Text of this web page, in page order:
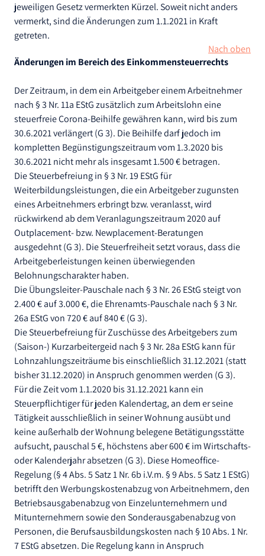
jeweiligen Gesetz vermerkten Kürzel. Soweit nicht anders
vermerkt, sind die Änderungen zum 1.1.2021 in Kraft
getreten.
Nach oben
Änderungen im Bereich des Einkommensteuerrechts
Der Zeitraum, in dem ein Arbeitgeber einem Arbeitnehmer
nach § 3 Nr. 11a EStG zusätzlich zum Arbeitslohn eine
steuerfreie Corona-Beihilfe gewähren kann, wird bis zum
30.6.2021 verlängert (G 3). Die Beihilfe darf jedoch im
kompletten Begünstigungszeitraum vom 1.3.2020 bis
30.6.2021 nicht mehr als insgesamt 1.500 € betragen.
Die Steuerbefreiung in § 3 Nr. 19 EStG für
Weiterbildungsleistungen, die ein Arbeitgeber zugunsten
eines Arbeitnehmers erbringt bzw. veranlasst, wird
rückwirkend ab dem Veranlagungszeitraum 2020 auf
Outplacement- bzw. Newplacement-Beratungen
ausgedehnt (G 3). Die Steuerfreiheit setzt voraus, dass die
Arbeitgeberleistungen keinen überwiegenden
Belohnungscharakter haben.
Die Übungsleiter-Pauschale nach § 3 Nr. 26 EStG steigt von
2.400 € auf 3.000 €, die Ehrenamts-Pauschale nach § 3 Nr.
26a EStG von 720 € auf 840 € (G 3).
Die Steuerbefreiung für Zuschüsse des Arbeitgebers zum
(Saison-) Kurzarbeitergeid nach § 3 Nr. 28a EStG kann für
Lohnzahlungszeiträume bis einschließlich 31.12.2021 (statt
bisher 31.12.2020) in Anspruch genommen werden (G 3).
Für die Zeit vom 1.1.2020 bis 31.12.2021 kann ein
Steuerpflichtiger für jeden Kalendertag, an dem er seine
Tätigkeit ausschließlich in seiner Wohnung ausübt und
keine außerhalb der Wohnung belegene Betätigungsstätte
aufsucht, pauschal 5 €, höchstens aber 600 € im Wirtschafts-
oder Kalenderjahr absetzen (G 3). Diese Homeoffice-
Regelung (§ 4 Abs. 5 Satz 1 Nr. 6b i.V.m. § 9 Abs. 5 Satz 1 EStG)
betrifft den Werbungskostenabzug von Arbeitnehmern, den
Betriebsausgabenabzug von Einzelunternehmern und
Mitunternehmern sowie den Sonderausgabenabzug von
Personen, die Berufsausbildungskosten nach § 10 Abs. 1 Nr.
7 EStG absetzen. Die Regelung kann in Anspruch